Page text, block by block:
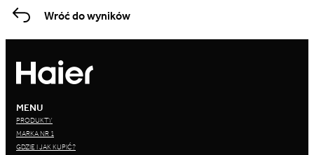
Wróć do wyników
MENU
PRODUKTY
MARKA NR 1
GDZIE I JAK KUPIĆ?